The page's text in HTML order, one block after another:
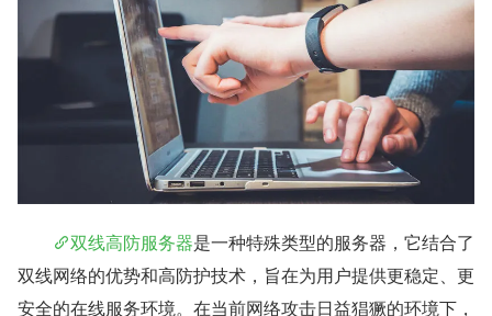
双线高防服务器是一种特殊类型的服务器，它结合了
双线网络的优势和高防护技术，旨在为用户提供更稳定、更
安全的在线服务环境。在当前网络攻击日益猖獗的环境下，